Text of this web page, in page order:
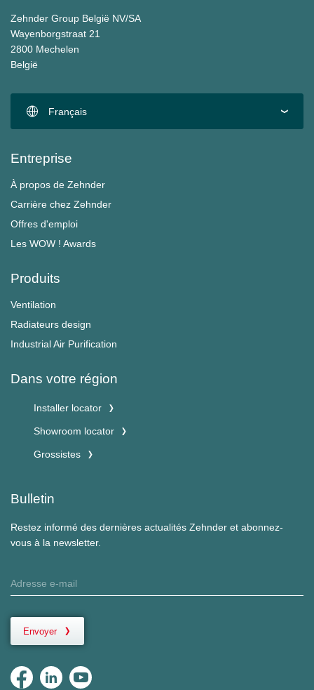
Zehnder Group België NV/SA
Wayenborgstraat 21
2800 Mechelen
België
Français
Entreprise
À propos de Zehnder
Carrière chez Zehnder
Offres d'emploi
Les WOW ! Awards
Produits
Ventilation
Radiateurs design
Industrial Air Purification
Dans votre région
Installer locator
Showroom locator
Grossistes
Bulletin
Restez informé des dernières actualités Zehnder et abonnez-
vous à la newsletter.
Envoyer